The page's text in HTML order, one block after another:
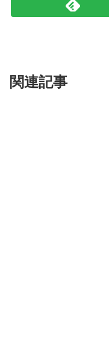
関連記事